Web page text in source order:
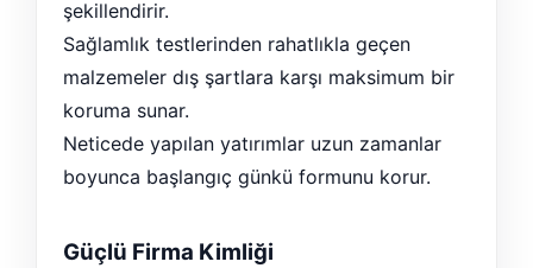
şekillendirir.
Sağlamlık testlerinden rahatlıkla geçen
malzemeler dış şartlara karşı maksimum bir
koruma sunar.
Neticede yapılan yatırımlar uzun zamanlar
boyunca başlangıç günkü formunu korur.
Güçlü Firma Kimliği